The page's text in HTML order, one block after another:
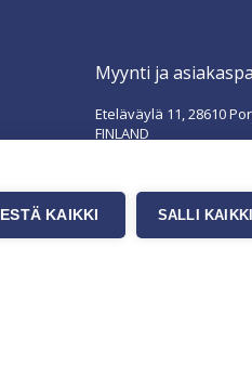
ESTÄ KAIKKI SALLI
Myynti ja
Eteläväylä 11, 28610
FINLAND
Katso sijainti kartalta
Asiakaspalvelu ja